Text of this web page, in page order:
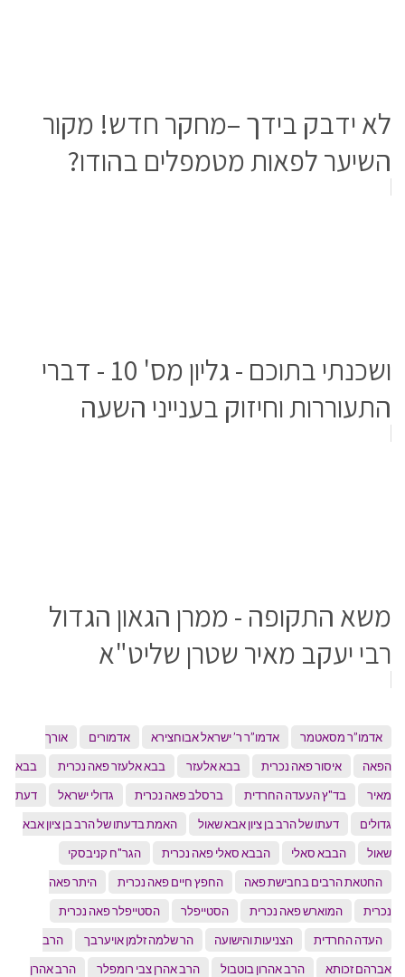
לא ידבק בידך –מחקר חדש! מקור
השיער לפאות מטמפלים בהודו?
ושכנתי בתוכם - גליון מס' 10 - דברי
התעוררות וחיזוק בענייני השעה
משא התקופה - ממרן הגאון הגדול
רבי יעקב מאיר שטרן שליט"א
אדמו”ר מסאטמר אדמו”ר ר’ ישראל אבוחצירא אדמורים
אורך
הפאה
איסור פאה נכרית בבא אלעזר בבא אלעזר פאה נכרית
בבא
מאיר
בד"ץ העעדה החרדית ברסלב פאה נכרית גדולי ישראל
דעת
גדולים
דעתו של הרב בן ציון אבא שאול
האמת בדעתו של הרב בן ציון אבא
שאול
הבבא סאלי הבבא סאלי פאה נכרית
הגר"ח קניבסקי
החטאת הרבים בחבישת פאה
החפץ חיים פאה נכרית
היתר פאה
נכרית
המוארש פאה נכרית הסטייפלר
הסטייפלר פאה נכרית
העדה החרדית
הצניעות והישועה הר שלמה זלמן אויערבך
הרב
אברהם זכותא
הרב אהרון בוטבול הרב אהרן צבי רומפלר
הרב אהרן